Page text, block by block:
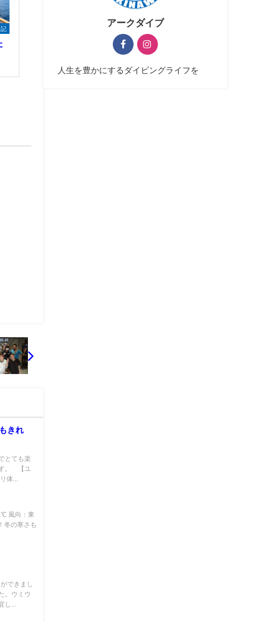
きれ
とても楽
。 【ユ
体...
風向：東
冬の寒さも
できまし
。ウミウ
し...
アークダイブ
人生を豊かにするダイビングライフを